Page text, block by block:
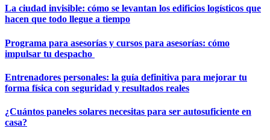
La ciudad invisible: cómo se levantan los edificios logísticos que
hacen que todo llegue a tiempo
Programa para asesorías y cursos para asesorías: cómo
impulsar tu despacho
Entrenadores personales: la guía definitiva para mejorar tu
forma física con seguridad y resultados reales
¿Cuántos paneles solares necesitas para ser autosuficiente en
casa?